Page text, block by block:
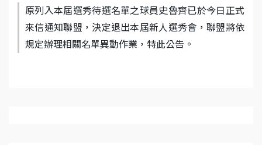
原列入本屆選秀待選名單之球員史魯齊已於今日正式
來信通知聯盟，決定退出本屆新人選秀會，聯盟將依
規定辦理相關名單異動作業，特此公告。